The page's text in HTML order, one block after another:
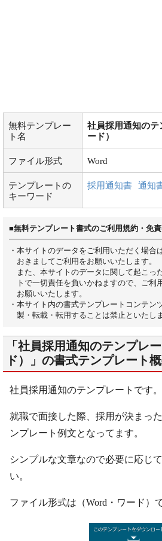
無料テンプレー
ト名
社員採用通知の
ード）
ファイル形式 Word
テンプレートの
キーワード
採用通知書 通知
■無料テンプレート書式のご利用規約・免
・本サイトのデータをご利用いただく場合
おきましてご利用をお願いいたします。
また、本サイトのデータに関して起こっ
トで一切責任を負いかねますので、ご利
お願いいたします。
・本サイト内の書式テンプレートコンテン
製・転載・転用することは禁止といたしま
「社員採用通知のテンプレ
ド）」の書式テンプレート
社員採用通知のテンプレートです。
就職で面接した際、採用が決まっ
ンプレート例文となってます。
シンプルな文章なので必要に応じ
い。
ファイル形式は（Word・ワード）